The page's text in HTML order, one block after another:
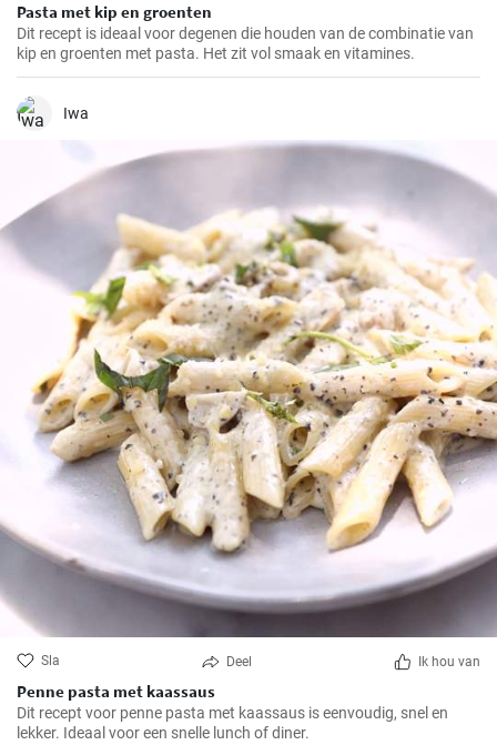
Pasta met kip en groenten
Dit recept is ideaal voor degenen die houden van de combinatie van
kip en groenten met pasta. Het zit vol smaak en vitamines.
Iwa
Sla Deel Ik hou van
Penne pasta met kaassaus
Dit recept voor penne pasta met kaassaus is eenvoudig, snel en
lekker. Ideaal voor een snelle lunch of diner.